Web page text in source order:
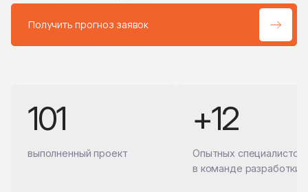
Получить прогноз заявок
101
выполненный проект
+12
Опытных специалистов
в команде разработки